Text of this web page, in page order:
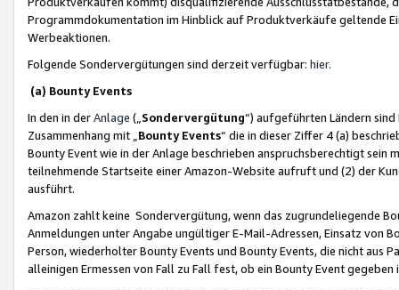
Programmdokumentation im Hinblick auf Produktverkäufe geltende
Werbeaktionen.
Folgende Sondervergütungen sind derzeit verfügbar: hier.
(a) Bounty Events
In den in derAnlage („ Sondervergütung“) aufgeführten Ländern
Zusammenhang mit „ Bounty Events“ die in dieser Ziffer 4 (a)
Bounty Event wie in der Anlage beschrieben anspruchsberechtigt sein
teilnehmende Startseite einer Amazon-Website aufruft und (2) der
ausführt.
Amazon zahlt keine Sondervergütung, wenn das zugrundeliegende
Anmeldungen unter Angabe ungültiger E-Mail-Adressen, Einsatz von
Person, wiederholter Bounty Events und Bounty Events, die nicht
alleinigen Ermessen von Fall zu Fall fest, ob ein Bounty Event